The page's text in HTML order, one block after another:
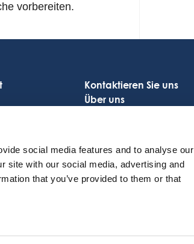
social media features and to analyse our
site with our social media, advertising and
that you’ve provided to them or that
vorbereiten.
Kontaktieren Sie uns
Über uns
All rights reserved